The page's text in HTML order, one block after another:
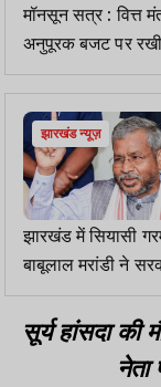
मॉनसून सत्र : वित्त मंत्री ने
अनुपूरक बजट पर
कहा- राज्य का
वित्तीय प्रबंधन है
झारखंड न्यूज़
झारखंड में सियासी
बाबूलाल मरांडी ने
साधा निशाना
सूर्य हांसदा की
नेता